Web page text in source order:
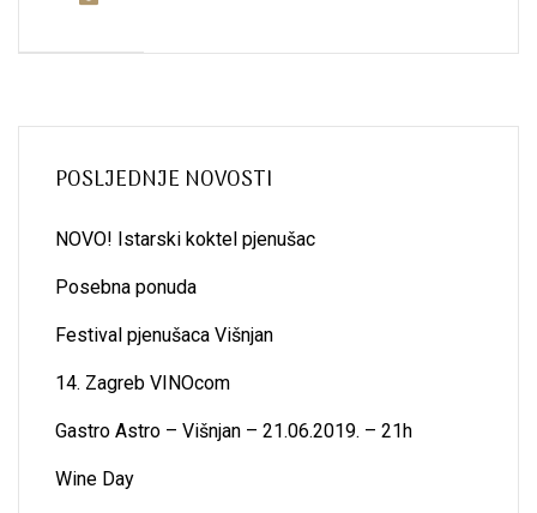
POSLJEDNJE NOVOSTI
NOVO! Istarski koktel pjenušac
Posebna ponuda
Festival pjenušaca Višnjan
14. Zagreb VINOcom
Gastro Astro – Višnjan – 21.06.2019. – 21h
Wine Day